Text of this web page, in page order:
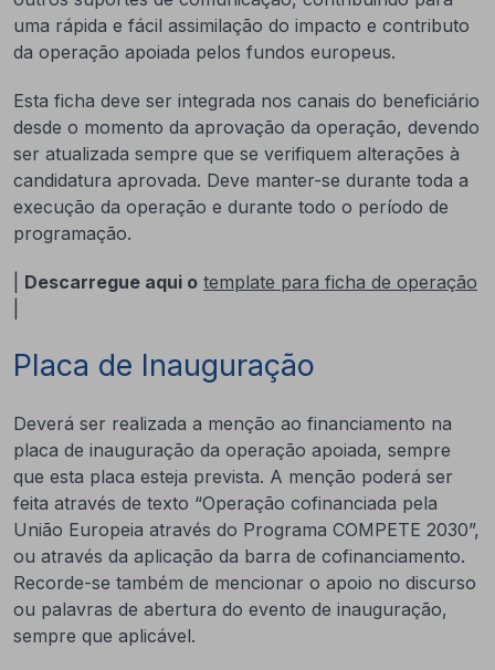
uma rápida e fácil assimilação do impacto e contributo
da operação apoiada pelos fundos europeus.
Esta ficha deve ser integrada nos canais do beneficiário
desde o momento da aprovação da operação, devendo
ser atualizada sempre que se verifiquem alterações à
candidatura aprovada. Deve manter-se durante toda a
execução da operação e durante todo o período de
programação.
Descarregue aqui o template para ficha de operação
Placa de Inauguração
Deverá ser realizada a menção ao financiamento na
placa de inauguração da operação apoiada, sempre
que esta placa esteja prevista. A menção poderá ser
feita através de texto “Operação cofinanciada pela
União Europeia através do Programa COMPETE 2030”,
ou através da aplicação da barra de cofinanciamento.
Recorde-se também de mencionar o apoio no discurso
ou palavras de abertura do evento de inauguração,
sempre que aplicável.